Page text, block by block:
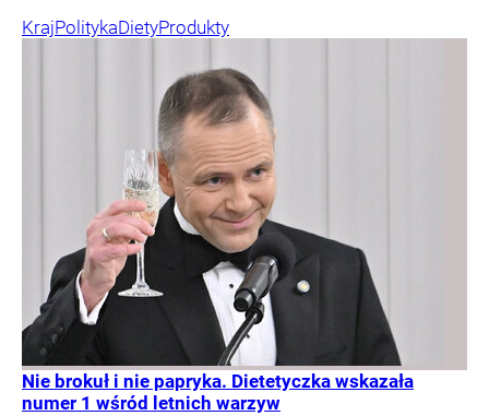
KrajPolitykaDietyProdukty
Nie brokuł i nie papryka. Dietetyczka wskazała
numer 1 wśród letnich warzyw